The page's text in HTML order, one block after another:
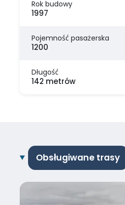
Rok budowy
1997
Pojemność pasażerska
1200
Długość
142 metrów
Obsługiwane trasy